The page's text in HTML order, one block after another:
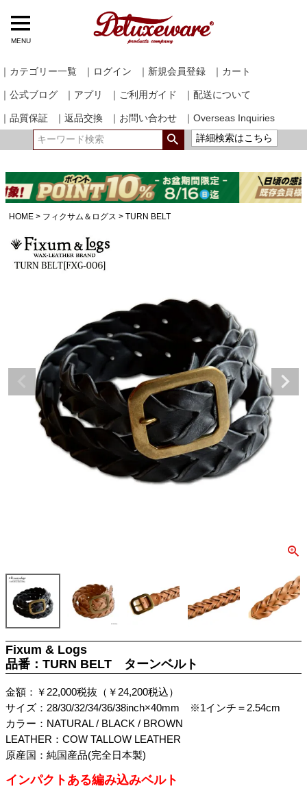
MENU
｜カテゴリー一覧 ｜ログイン ｜新規会員登録 ｜カート
｜公式ブログ ｜アプリ ｜ご利用ガイド ｜配送について
｜品質保証 ｜返品交換 ｜お問い合わせ
｜Overseas Inquiries
詳細検索はこちら
HOME フィクサム＆ログス TURN BELT
Fixum & Logs
品番：TURN BELT ターンベルト
金額：￥22,000税抜（￥24,200税込）
サイズ：28/30/32/34/36/38inch×40mm ※1インチ＝2.54cm
カラー：NATURAL / BLACK / BROWN
LEATHER：COW TALLOW LEATHER
原産国：純国産品(完全日本製)
インパクトある編み込みベルト